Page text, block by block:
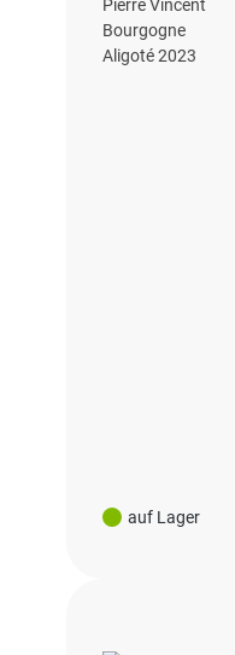
auf Lager